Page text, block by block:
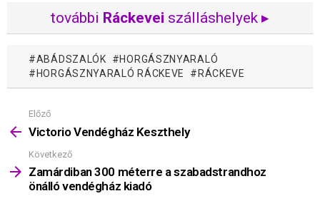
további Ráckevei szálláshelyek ▸
ABÁDSZALÓK
HORGÁSZNYARALÓ
HORGÁSZNYARALÓ RÁCKEVE
RÁCKEVE
Mutass
többet
Előző
Victorio Vendégház Keszthely
Következő
Zamárdiban 300 méterre a szabadstrandhoz
önálló vendégház kiadó